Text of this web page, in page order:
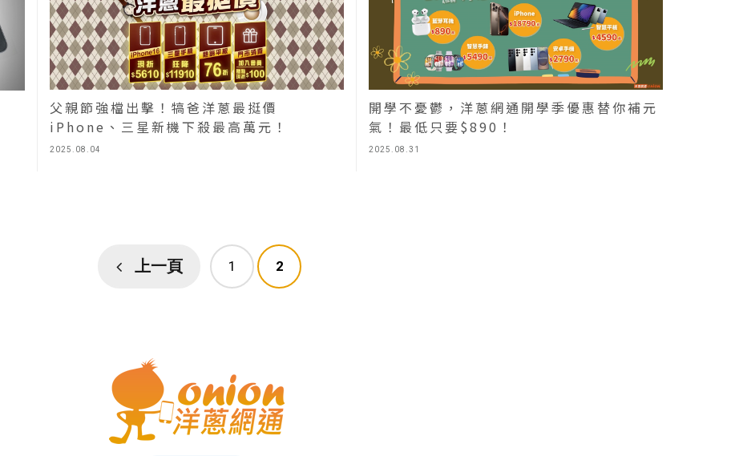
2025.08.04
父親節強檔出擊！犒爸洋蔥最挺價
iPhone、三星新機下殺最高萬元！
2025.08.31
開學不憂鬱，洋蔥網通開學季優惠替你補元
氣！最低只要$890！
上一頁 1 2